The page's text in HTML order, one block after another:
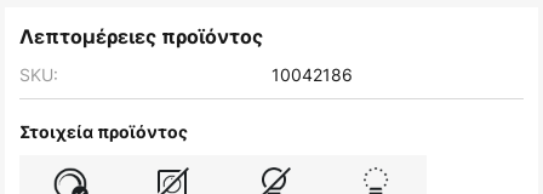
Λεπτομέρειες προϊόντος
SKU: 10042186
Στοιχεία προϊόντος